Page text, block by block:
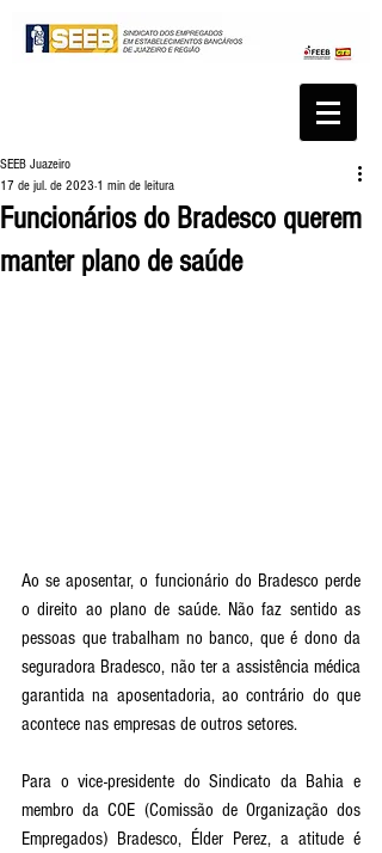
Funcionários do Bradesco querem
manter plano de saúde
SEEB Juazeiro
17 de jul. de 2023 1 min de leitura
Ao se aposentar, o funcionário do Bradesco perde
o direito ao plano de saúde. Não faz sentido as
pessoas que trabalham no banco, que é dono da
seguradora Bradesco, não ter a assistência médica
garantida na aposentadoria, ao contrário do que
acontece nas empresas de outros setores.
Para o vice-presidente do Sindicato da Bahia e
membro da COE (Comissão de Organização dos
Empregados) Bradesco, Élder Perez, a atitude é